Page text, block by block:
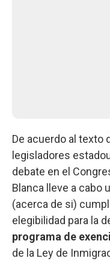
De acuerdo al texto
legisladores
debate en el
Blanca lleve a cabo
(acerca de si)
elegibilidad para la
programa de
de la Ley de